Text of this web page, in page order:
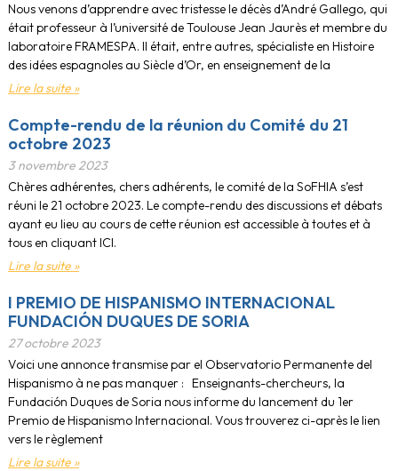
Nous venons d’apprendre avec tristesse le décès d’André Gallego, qui
était professeur à l’université de Toulouse Jean Jaurès et membre du
laboratoire FRAMESPA. Il était, entre autres, spécialiste en Histoire
des idées espagnoles au Siècle d’Or, en enseignement de la
Lire la suite »
Compte-rendu de la réunion du Comité du 21
octobre 2023
3 novembre 2023
Chères adhérentes, chers adhérents, le comité de la SoFHIA s’est
réuni le 21 octobre 2023. Le compte-rendu des discussions et débats
ayant eu lieu au cours de cette réunion est accessible à toutes et à
tous en cliquant ICI.
Lire la suite »
I PREMIO DE HISPANISMO INTERNACIONAL
FUNDACIÓN DUQUES DE SORIA
27 octobre 2023
Voici une annonce transmise par el Observatorio Permanente del
Hispanismo à ne pas manquer : Enseignants-chercheurs, la
Fundación Duques de Soria nous informe du lancement du 1er
Premio de Hispanismo Internacional. Vous trouverez ci-après le lien
vers le règlement
Lire la suite »